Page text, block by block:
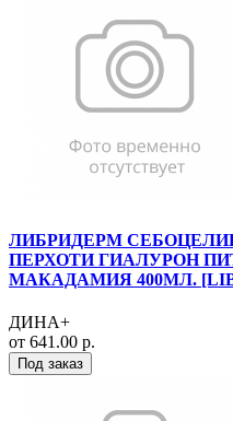
ЛИБРИДЕРМ
ПЕРХОТИ ГИАЛУРОН
МАКАДАМИЯ 400МЛ.
ДИНА+
от 641.00 р.
Под заказ